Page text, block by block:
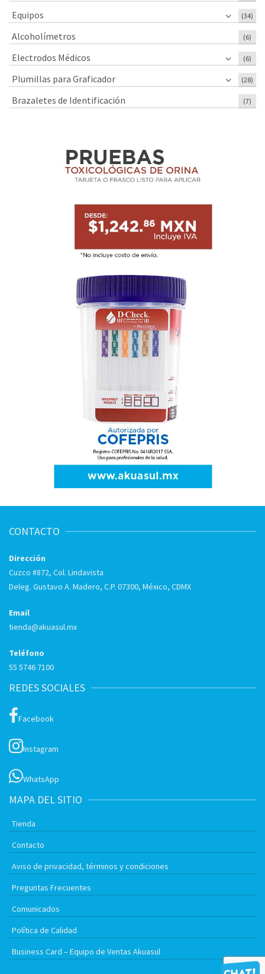
Equipos (34)
Alcoholímetros (6)
Electrodos Médicos (6)
Plumillas para Graficador (28)
Brazaletes de Identificación (7)
CONTACTO
Dirección
Cuzco #872, Col. Lindavista
Deleg. Gustavo A. Madero, C.P. 07300, México, CDMX
Email
tienda@akuasul.mx
Teléfono
55 5746 7100
REDES SOCIALES
Facebook
Instagram
WhatsApp
MAPA DEL SITIO
Tienda
Contacto
Aviso de privacidad, términos y condiciones
Preguntas Frecuentes
Comunicados
Política de Calidad
Business Card – Equipo de Ventas Akuasul